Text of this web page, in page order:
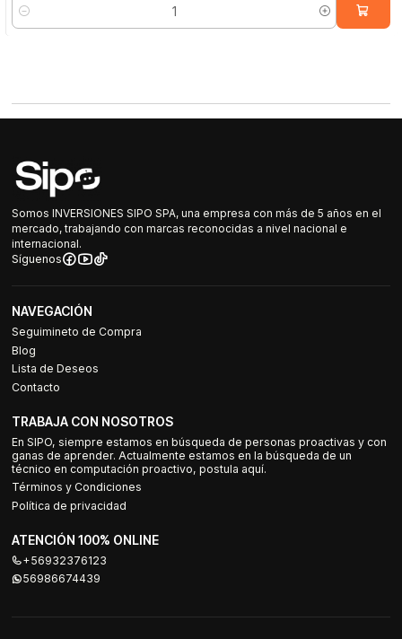
Cantidad
Somos INVERSIONES SIPO SPA, una empresa con más de 5 años en el
mercado, trabajando con marcas reconocidas a nivel nacional e
internacional.
Síguenos
NAVEGACIÓN
Seguimineto de Compra
Blog
Lista de Deseos
Contacto
TRABAJA CON NOSOTROS
En SIPO, siempre estamos en búsqueda de personas proactivas y con
ganas de aprender. Actualmente estamos en la búsqueda de un
técnico en computación proactivo, postula aquí.
Términos y Condiciones
Política de privacidad
ATENCIÓN 100% ONLINE
+56932376123
56986674439